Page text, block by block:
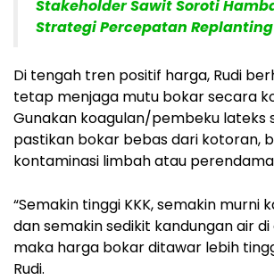
Stakeholder Sawit Soroti
Strategi Percepatan Replanting
Di tengah tren positif harga, Rudi
tetap menjaga mutu bokar secara
Gunakan koagulan/pembeku lateks
pastikan bokar bebas dari kotoran,
kontaminasi limbah atau
“Semakin tinggi KKK, semakin murni
dan semakin sedikit kandungan air
maka harga bokar ditawar lebih
Rudi.